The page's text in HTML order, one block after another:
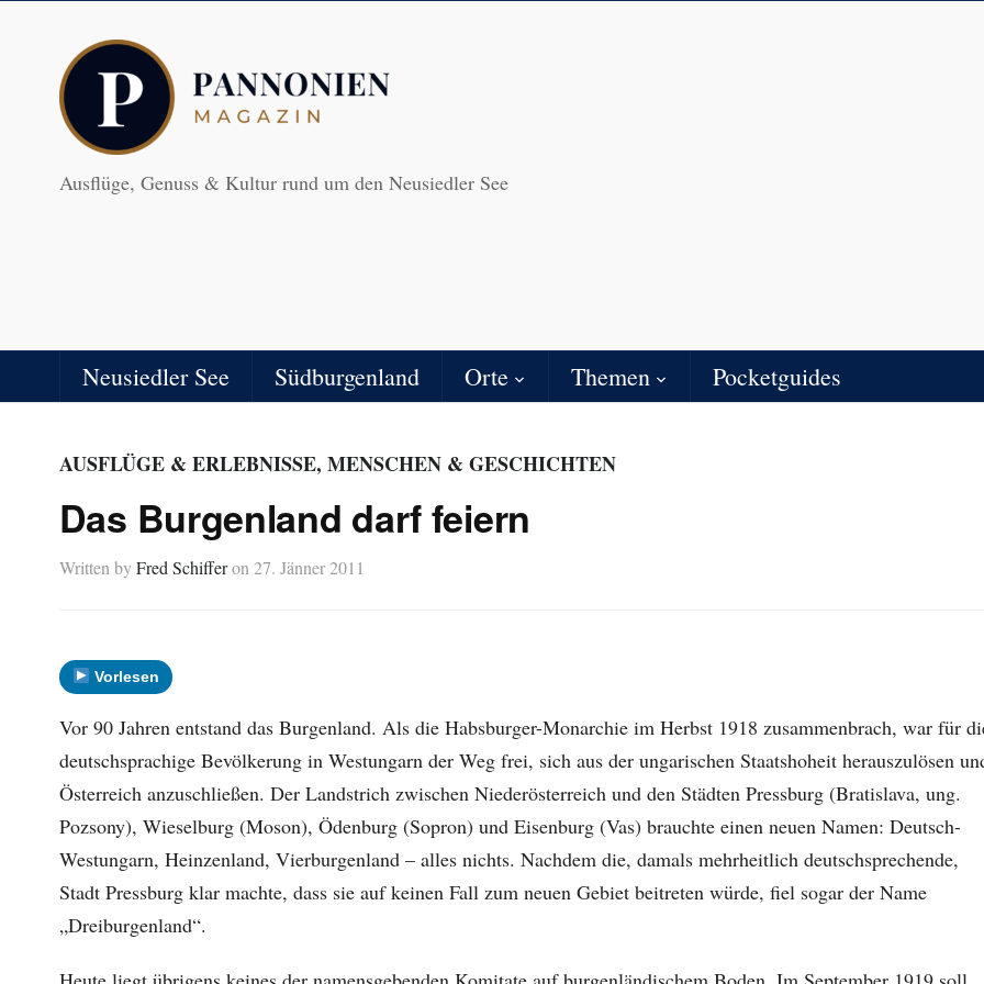
Ausflüge, Genuss & Kultur rund um den Neusiedler See
Neusiedler See Südburgenland Orte Themen Pocketguides
AUSFLÜGE & ERLEBNISSE, MENSCHEN & GESCHICHTEN
Das Burgenland darf feiern
Written byFred Schiffer on 27. Jänner 2011
Vorlesen
Vor 90 Jahren entstand das Burgenland. Als die Habsburger-Monarchie im Herbst 1918 zusammenbrach, war für
deutschsprachige Bevölkerung in Westungarn der Weg frei, sich aus der ungarischen Staatshoheit herauszulösen
Österreich anzuschließen. Der Landstrich zwischen Niederösterreich und den Städten Pressburg (Bratislava, ung.
Pozsony), Wieselburg (Moson), Ödenburg (Sopron) und Eisenburg (Vas) brauchte einen neuen Namen: Deutsch-
Westungarn, Heinzenland, Vierburgenland – alles nichts. Nachdem die, damals mehrheitlich deutschsprechende,
Stadt Pressburg klar machte, dass sie auf keinen Fall zum neuen Gebiet beitreten würde, fiel sogar der Name
„Dreiburgenland“.